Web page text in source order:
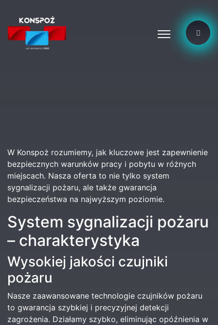
W Konspoż rozumiemy, jak kluczowe jest zapewnienie
bezpiecznych warunków pracy i pobytu w różnych
miejscach. Nasza oferta to nie tylko system
sygnalizacji pożaru, ale także gwarancja
bezpieczeństwa na najwyższym poziomie.
System sygnalizacji pożaru
– charakterystyka
Wysokiej jakości czujniki
pożaru
Nasze zaawansowane technologie czujników pożaru
to gwarancja szybkiej i precyzyjnej detekcji
zagrożenia. Działamy szybko, eliminując opóźnienia w